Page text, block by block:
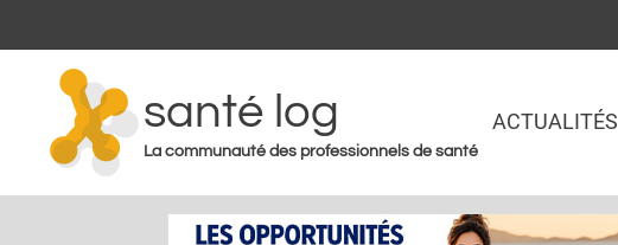
santé log
La communauté des professionnels de santé
ACTUALITÉS